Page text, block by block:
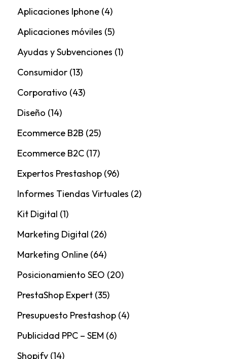
Aplicaciones Iphone(4)
Aplicaciones móviles (5)
Ayudas y Subvenciones (1)
Consumidor(13)
Corporativo (43)
Diseño (14)
Ecommerce B2B (25)
Ecommerce B2C(17)
Expertos Prestashop(96)
Informes Tiendas Virtuales (2)
Kit Digital (1)
Marketing Digital (26)
Marketing Online(64)
Posicionamiento SEO (20)
PrestaShop Expert(35)
Presupuesto Prestashop(4)
Publicidad PPC – SEM (6)
Shopify(14)